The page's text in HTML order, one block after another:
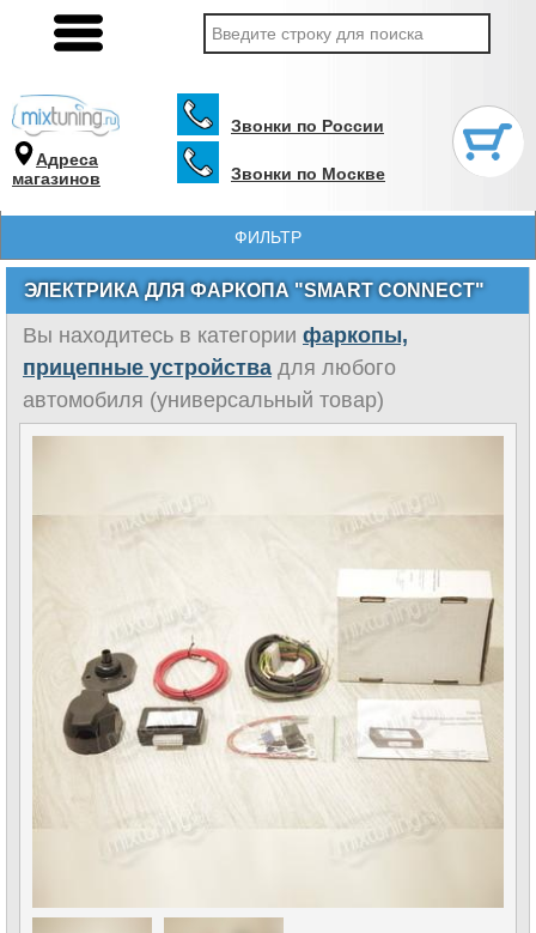
Адреса
магазинов
Звонки по России
Звонки по Москве
ФИЛЬТР
ЭЛЕКТРИКА ДЛЯ ФАРКОПА "SMART CONNECT"
Вы находитесь в категории фаркопы,
прицепные устройства для любого
автомобиля (универсальный товар)